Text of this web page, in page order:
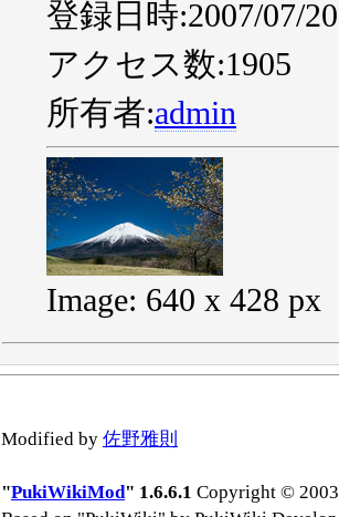
登録日時:2007/07/
アクセス数:1905
所有者:admin
Image: 640 x 428 px
Modified by 佐野雅則
"PukiWikiMod" 1.6.6.1 Copyright ©